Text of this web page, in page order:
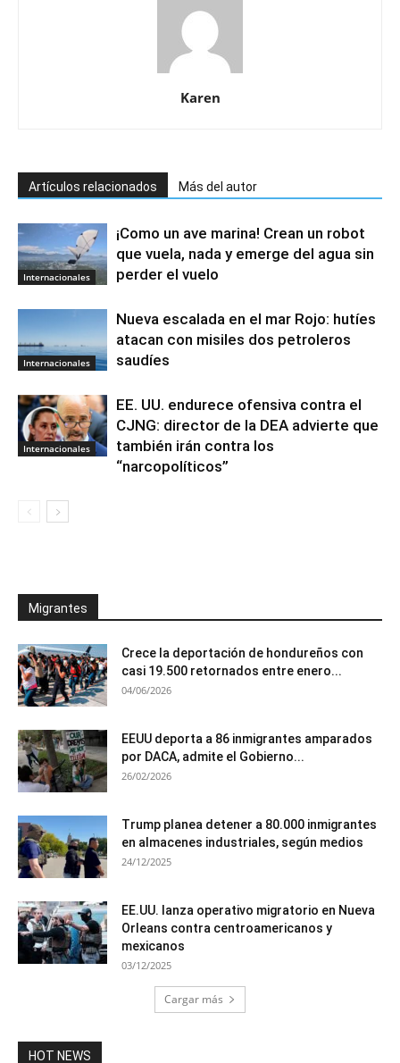
Karen
Artículos relacionados Más del autor
Internacionales
¡Como un ave marina! Crean un robot
que vuela, nada y emerge del agua sin
perder el vuelo
Internacionales
Nueva escalada en el mar Rojo: hutíes
atacan con misiles dos petroleros
saudíes
Internacionales
EE. UU. endurece ofensiva contra el
CJNG: director de la DEA advierte que
también irán contra los
“narcopolíticos”
Migrantes
Crece la deportación de hondureños con
casi 19.500 retornados entre enero...
04/06/2026
EEUU deporta a 86 inmigrantes amparados
por DACA, admite el Gobierno...
26/02/2026
Trump planea detener a 80.000 inmigrantes
en almacenes industriales, según medios
24/12/2025
EE.UU. lanza operativo migratorio en Nueva
Orleans contra centroamericanos y
mexicanos
03/12/2025
Cargar más
HOT NEWS